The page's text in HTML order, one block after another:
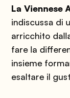
La Viennese
indiscussa di
arricchito
fare la
insieme
esaltare il